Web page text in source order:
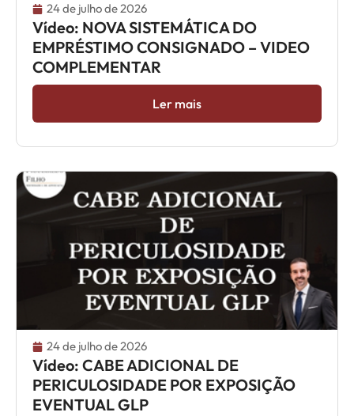
24 de julho de 2026
Vídeo: NOVA SISTEMÁTICA DO
EMPRÉSTIMO CONSIGNADO – VIDEO
COMPLEMENTAR
Ler mais
24 de julho de 2026
Vídeo: CABE ADICIONAL DE
PERICULOSIDADE POR EXPOSIÇÃO
EVENTUAL GLP